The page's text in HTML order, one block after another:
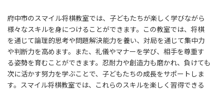
府中市のスマイル将棋教室では、子どもたちが楽しく学びながら
様々なスキルを身につけることができます。この教室では、将棋
を通じて論理的思考や問題解決能力を養い、対局を通じて集中力
や判断力を高めます。また、礼儀やマナーを学び、相手を尊重す
る姿勢を育むことができます。忍耐力や創造力も磨かれ、負けても
次に活かす努力を学ぶことで、子どもたちの成長をサポートしま
す。スマイル将棋教室では、これらのスキルを楽しく習得できる